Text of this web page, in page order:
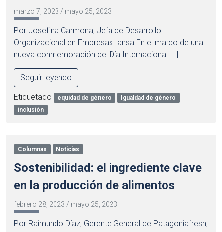
marzo 7, 2023 / mayo 25, 2023
Por Josefina Carmona, Jefa de Desarrollo
Organizacional en Empresas Iansa En el marco de una
nueva conmemoración del Día Internacional […]
Seguir leyendo
Etiquetado equidad de género
Igualdad de género
inclusión
Columnas Noticias
Sostenibilidad: el ingrediente clave
en la producción de alimentos
febrero 28, 2023 / mayo 25, 2023
Por Raimundo Díaz, Gerente General de Patagoniafresh,